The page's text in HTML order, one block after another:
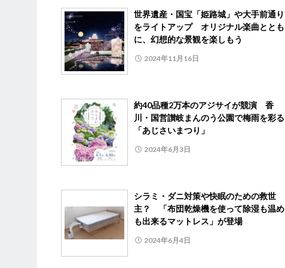
世界遺産・国宝「姫路城」や大手前通り
をライトアップ オリジナル楽曲ととも
に、幻想的な景観を楽しもう
2024年11月16日
約40品種2万本のアジサイが競演 香
川・国営讃岐まんのう公園で梅雨を彩る
「あじさいまつり」
2024年6月3日
シラミ・ダニ対策や快眠のための救世
主？ 「布団乾燥機を使って除湿も温め
も出来るマットレス」が登場
2024年6月4日